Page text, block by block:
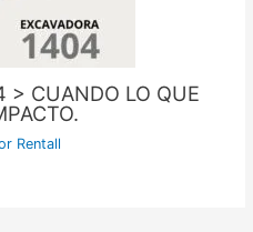
> CUANDO LO QUE
Rentall